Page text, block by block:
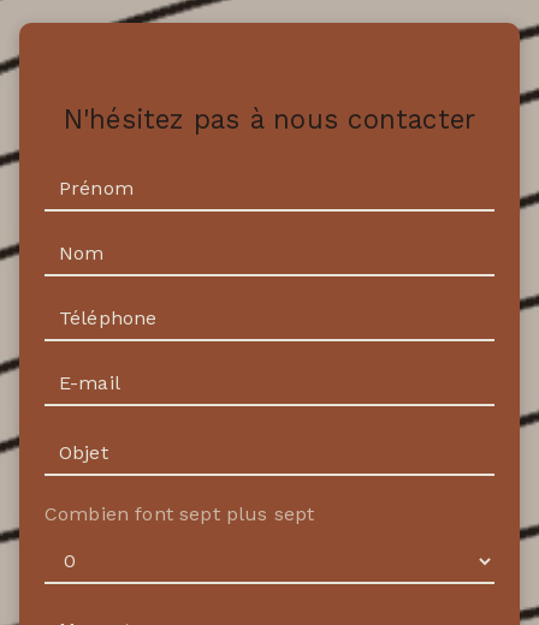
N'hésitez pas à nous contacter
Combien font sept plus sept